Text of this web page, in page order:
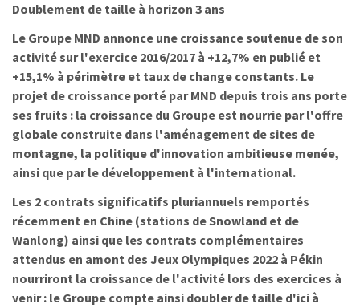
Doublement de taille à horizon 3 ans
Le Groupe MND annonce une croissance soutenue de son
activité sur l'exercice 2016/2017 à +12,7% en publié et
+15,1% à périmètre et taux de change constants. Le
projet de croissance porté par MND depuis trois ans porte
ses fruits : la croissance du Groupe est nourrie par l'offre
globale construite dans l'aménagement de sites de
montagne, la politique d'innovation ambitieuse menée,
ainsi que par le développement à l'international.
Les 2 contrats significatifs pluriannuels remportés
récemment en Chine (stations de Snowland et de
Wanlong) ainsi que les contrats complémentaires
attendus en amont des Jeux Olympiques 2022 à Pékin
nourriront la croissance de l'activité lors des exercices à
venir : le Groupe compte ainsi doubler de taille d'ici à